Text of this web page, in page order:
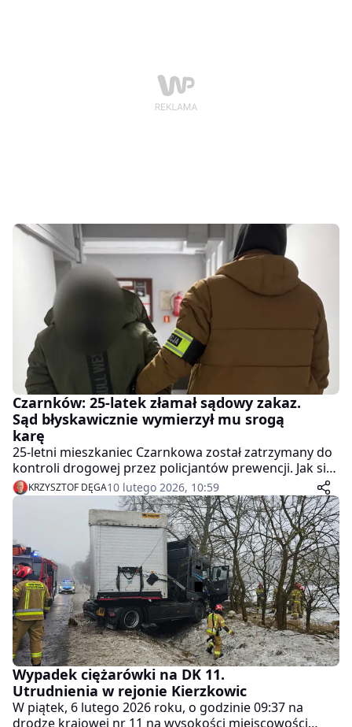
Czarnków: 25-latek złamał sądowy zakaz.
Sąd błyskawicznie wymierzył mu srogą
karę
25-letni mieszkaniec Czarnkowa został zatrzymany do
kontroli drogowej przez policjantów prewencji. Jak się
okazało, mężczyzna kierował samochodem mimo
obowiązującego sądowego zakazu.
KRZYSZTOF DĘGA10 lutego 2026, 10:59
Wypadek ciężarówki na DK 11.
Utrudnienia w rejonie Kierzkowic
W piątek, 6 lutego 2026 roku, o godzinie 09:37 na
drodze krajowej nr 11 na wysokości miejscowości